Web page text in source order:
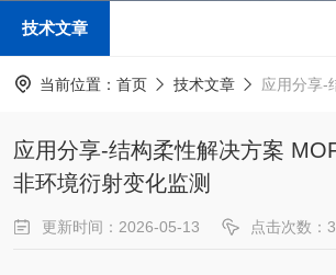
技术文章
当前位置： 首页 技术文章 应用分享-结构柔性解决
应用分享-结构柔性解决方案
非环境衍射变化监测
更新时间：2026-05-13 点击次数：